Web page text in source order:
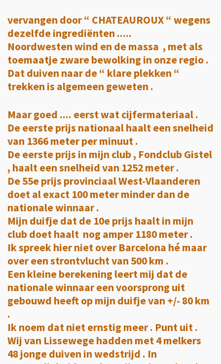
vervangen door “ CHATEAUROUX “ wegens
dezelfde ingrediënten .....
Noordwesten wind en de massa , met als
toemaatje zware bewolking in onze regio .
Dat duiven naar de “ klare plekken “
trekken is algemeen geweten .
Maar goed .... eerst wat cijfermateriaal .
De eerste prijs nationaal haalt een snelheid
van 1366 meter per minuut .
De eerste prijs in mijn club , Fondclub Gistel
, haalt een snelheid van 1252 meter .
De 55e prijs provinciaal West-Vlaanderen
doet al exact 100 meter minder dan de
nationale winnaar .
Mijn duifje dat de 10e prijs haalt in mijn
club doet haalt nog amper 1180 meter .
Ik spreek hier niet over Barcelona hé maar
over een strontvlucht van 500 km .
Een kleine berekening leert mij dat de
nationale winnaar een voorsprong uit
gebouwd heeft op mijn duifje van +/- 80 km
.
Ik noem dat niet ernstig meer . Punt uit .
Wij van Lissewege hadden met 4 melkers
48 jonge duiven in wedstrijd . In